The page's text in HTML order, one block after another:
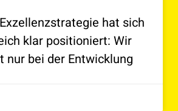
hat sich
klar positioniert: Wir
nur bei der Entwicklung